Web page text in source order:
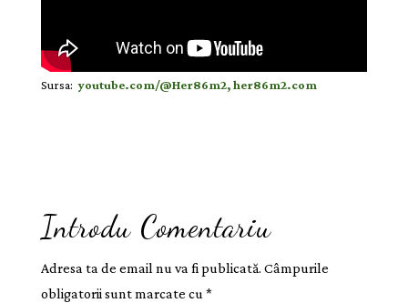
Sursa: youtube.com/@Her86m2, her86m2.com
Introdu Comentariu
Adresa ta de email nu va fi publicată. Câmpurile
obligatorii sunt marcate cu *